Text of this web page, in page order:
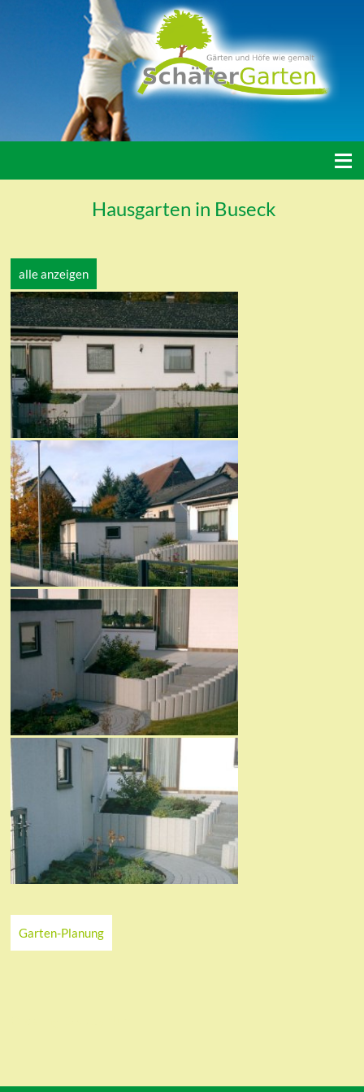
≡
Hausgarten in Buseck
alle anzeigen
Hausgarten Buseck
Garten-Planung